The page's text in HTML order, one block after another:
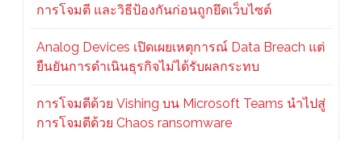
การโจมตี และวิธีป้องกันก่อนถูกยึดเว็บไซต์
Analog Devices เปิดเผยเหตุการณ์ Data Breach แต่
ยืนยันการดำเนินธุรกิจไม่ได้รับผลกระทบ
การโจมตีด้วย Vishing บน Microsoft Teams นำไปสู่
การโจมตีด้วย Chaos ransomware